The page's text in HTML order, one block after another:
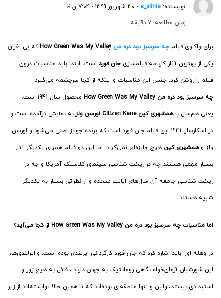
نویسنده: a_alinia - ۳۰ شهریور ۱۳۹۹ - ۷:۰۴ ق.ظ
زمان مطالعه: 7 دقیقه
برای واکاوی فیلم چه سرسبز بود دره من How Green Was My Valley که بی­ اغراق
یکی از بهترین آثار کارنامه فیلمسازی جان فورد است، ابتدا باید مناسبات درون
فیلم را روشن کرد: جنس این مناسبات و اینکه از کجا سرچشمه می­‌گیرد.
چه سرسبز بود دره من How Green Was My Valley محصول سال 1941 است.
یعنی هم‌­سال باهمشهری کین Citizen Kane اورسن ولز به نمایش درآمده است و
در اسکارسال 1941 این فیلم جان فورد است که برنده جوایز اصلی می‌شود و اورسن
ولز وهمشهری کین هیچ جایز‌ه‌­ای نمی‌­گیرد. اما این دو فیلم همپای یکدیگر آثار
بسیار مهمی هستند چه در ریخت شناسی سینمای کلاسیک آمریکا و چه در
ریخت شناسی جامعه آن سال­‌های ایالت متحده و از نظراتی بسیار به یکدیگر
شبیه هستند.
اما مناسبات چه سرسبز بود دره من How Green Was My Valley از کجا می­‌آید؟
در وهله اول باید اشاره کرد که جان فورد کارگردانی ایرلندی بوده است. و ایرلندی‌ها،
این شورشیان آرمان­‌خواه نگاهی رومانتیک به جهان دارند ، قائل به هیچ زور و
استبدادی نیستد،اولین و تنها منطقه‌­ای بوده‌­اند که تا همین حالا توانسته‌­اند از زیر